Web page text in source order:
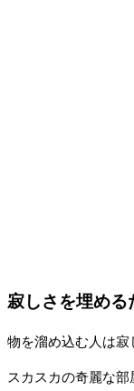
寂しさを埋める
物を溜め込む人は寂
スカスカの奇麗な